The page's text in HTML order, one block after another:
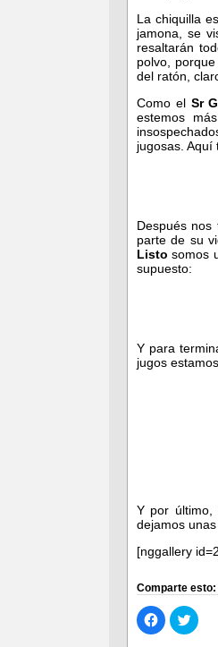
La chiquilla
jamona, se
resaltarán
polvo,
del ratón,
Como el Sr
estemos
jugosas. Aquí
Después
parte de su
Listo somos
supuesto:
Y para
jugos
Y por último,
dejamos
[nggallery
Comparte esto:
Haz
clic
para
Haz
clic